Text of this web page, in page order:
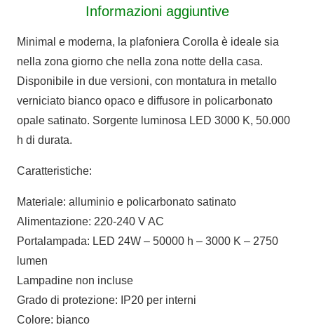
Informazioni aggiuntive
Minimal e moderna, la plafoniera Corolla è ideale sia
nella zona giorno che nella zona notte della casa.
Disponibile in due versioni, con montatura in metallo
verniciato bianco opaco e diffusore in policarbonato
opale satinato. Sorgente luminosa LED 3000 K, 50.000
h di durata.
Caratteristiche:
Materiale: alluminio e policarbonato satinato
Alimentazione: 220-240 V AC
Portalampada: LED 24W – 50000 h – 3000 K – 2750
lumen
Lampadine non incluse
Grado di protezione: IP20 per interni
Colore: bianco